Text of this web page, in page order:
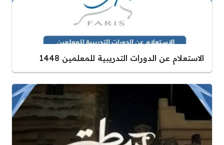
الاستعلام عن الدورات التدريبية للمعلمين 1448